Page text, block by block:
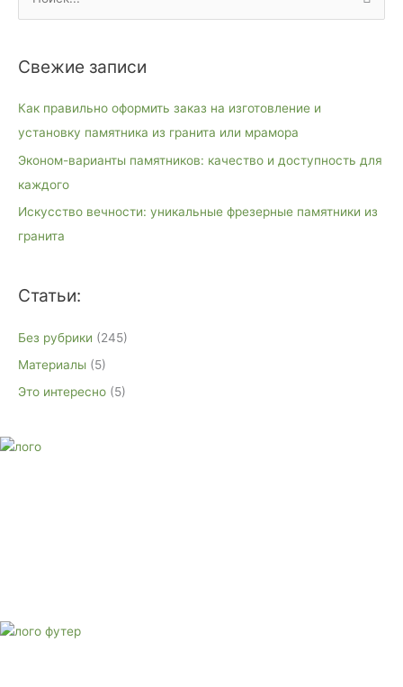
с
Свежие записи
Как правильно оформить заказ на изготовление и
установку памятника из гранита или мрамора
Эконом-варианты памятников: качество и доступность для
каждого
Искусство вечности: уникальные фрезерные памятники из
гранита
Статьи:
Без рубрики (245)
Материалы (5)
Это интересно (5)